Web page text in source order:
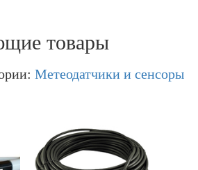
товары
Метеодатчики и сенсоры